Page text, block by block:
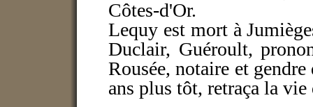
Côtes-d'Or.
Lequy est mort à
Duclair, Guéroult,
Rousée, notaire et
ans plus tôt, retraça la